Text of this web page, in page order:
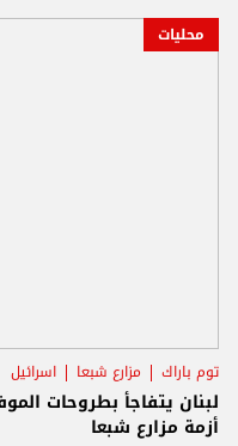
محليات
توم باراك مزارع شبعا اسرائيل
لبنان يتفاجأ بطروحات
أزمة مزارع شبعا